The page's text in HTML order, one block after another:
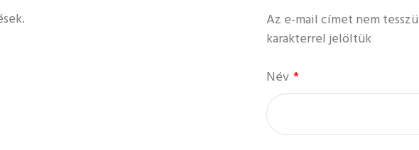
Az e-mail címet nem
karakterrel jelöltük
Név *